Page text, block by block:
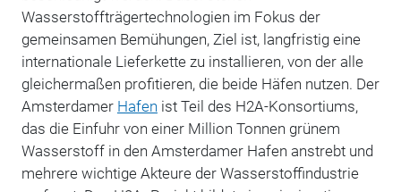
Wasserstoffträgertechnologien im Fokus der
gemeinsamen Bemühungen, Ziel ist, langfristig eine
internationale Lieferkette zu installieren, von der alle
gleichermaßen profitieren, die beide Häfen nutzen. Der
Amsterdamer Hafen ist Teil des H2A-Konsortiums,
das die Einfuhr von einer Million Tonnen grünem
Wasserstoff in den Amsterdamer Hafen anstrebt und
mehrere wichtige Akteure der Wasserstoffindustrie